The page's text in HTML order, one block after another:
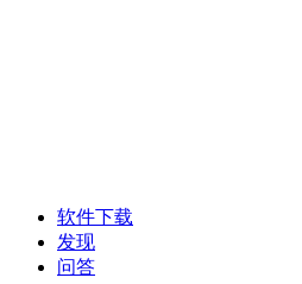
软件下载
发现
问答